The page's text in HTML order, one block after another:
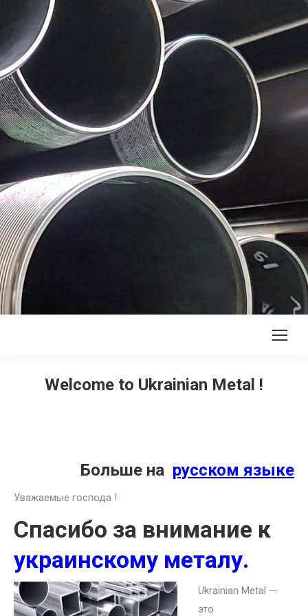
Welcome to Ukrainian Metal !
Больше на русском языке
Уважаемые господа !
Спасибо за внимание к
украинскому металу.
Ukrainian Metal —
это